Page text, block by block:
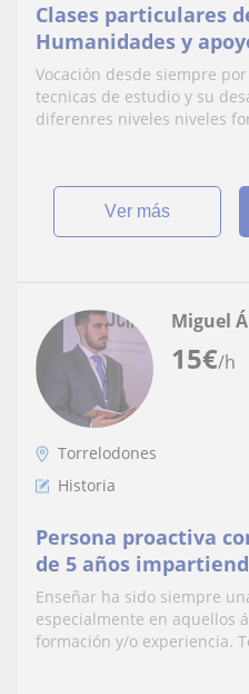
Clases particulares
Humanidades y
estudio
Vocación desde siempre
tecnicas de estudio y su
diferenres niveles niveles
ver más
15€/h
Miguel
Torrelodones
Historia
Persona proactiva
de 5 años
extraescolar como
Enseñar ha sido siempre
especialmente en aquellos
formación y/o experiencia.